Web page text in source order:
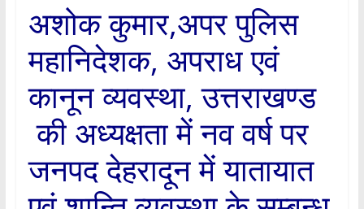
अशोक कुमार,अपर पुलिस
महानिदेशक, अपराध एवं
कानून व्यवस्था, उत्तराखण्ड
की अध्यक्षता में नव वर्ष पर
जनपद देहरादून में यातायात